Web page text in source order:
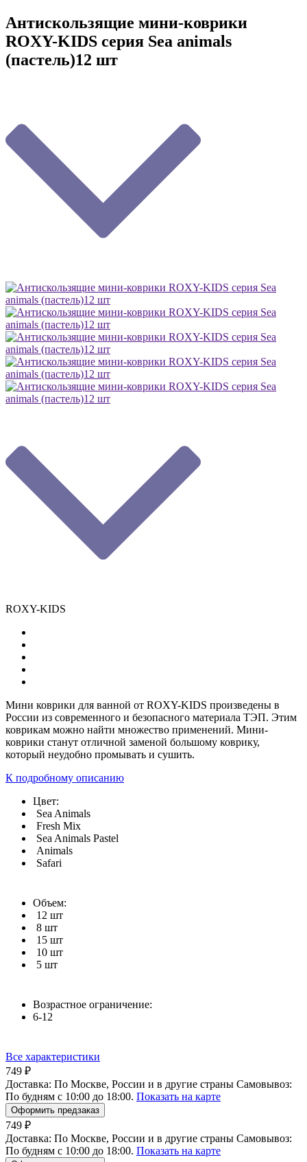
Антискользящие мини-коврики
ROXY-KIDS серия Sea animals
(пастель)12 шт
ROXY-KIDS
Мини коврики для ванной от ROXY-KIDS произведены в
России из современного и безопасного материала ТЭП. Этим
коврикам можно найти множество применений. Мини-
коврики станут отличной заменой большому коврику,
который неудобно промывать и сушить.
К подробному описанию
Цвет:
Sea Animals
Fresh Mix
Sea Animals Pastel
Animals
Safari
Объем:
12 шт
8 шт
15 шт
10 шт
5 шт
Возрастное ограничение:
6-12
Все характеристики
749 ₽
Доставка: По Москве, России и в другие страны Самовывоз:
По будням с 10:00 до 18:00. Показать на карте
Оформить предзаказ
749 ₽
Доставка: По Москве, России и в другие страны Самовывоз:
По будням с 10:00 до 18:00. Показать на карте